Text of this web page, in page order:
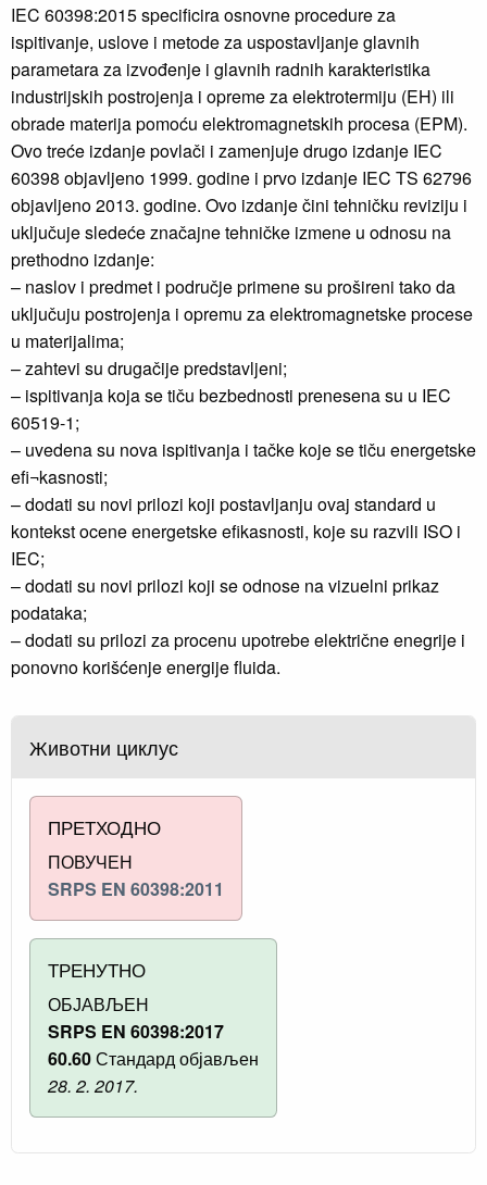
IEC 60398:2015 specificira osnovne procedure za
ispitivanje, uslove i metode za uspostavljanje glavnih
parametara za izvođenje i glavnih radnih karakteristika
industrijskih postrojenja i opreme za elektrotermiju (EH) ili
obrade materija pomoću elektromagnetskih procesa (EPM).
Ovo treće izdanje povlači i zamenjuje drugo izdanje IEC
60398 objavljeno 1999. godine i prvo izdanje IEC TS 62796
objavljeno 2013. godine. Ovo izdanje čini tehničku reviziju i
uključuje sledeće značajne tehničke izmene u odnosu na
prethodno izdanje:
– naslov i predmet i područje primene su prošireni tako da
uključuju postrojenja i opremu za elektromagnetske procese
u materijalima;
– zahtevi su drugačije predstavljeni;
– ispitivanja koja se tiču bezbednosti prenesena su u IEC
60519-1;
– uvedena su nova ispitivanja i tačke koje se tiču energetske
efi¬kasnosti;
– dodati su novi prilozi koji postavljanju ovaj standard u
kontekst ocene energetske efikasnosti, koje su razvili ISO i
IEC;
– dodati su novi prilozi koji se odnose na vizuelni prikaz
podataka;
– dodati su prilozi za procenu upotrebe električne enegrije i
ponovno korišćenje energije fluida.
Животни циклус
ПРЕТХОДНО
ПОВУЧЕН
SRPS EN 60398:2011
ТРЕНУТНО
ОБЈАВЉЕН
SRPS EN 60398:2017
60.60Стандард објављен
28. 2. 2017.